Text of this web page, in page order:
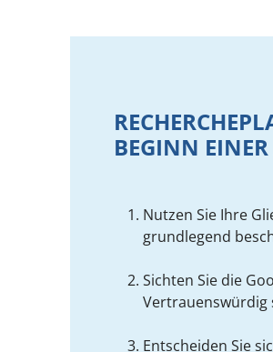
BEGINN
Nutzen Sie Ihre
grundlegend
Sichten Sie die
Vertrauenswürdig
Entscheiden Sie